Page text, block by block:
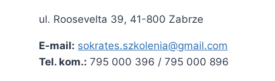
ul. Roosevelta 39, 41-800 Zabrze
E-mail: sokrates.szkolenia@gmail.com
Tel. kom.: 795 000 396 / 795 000 896